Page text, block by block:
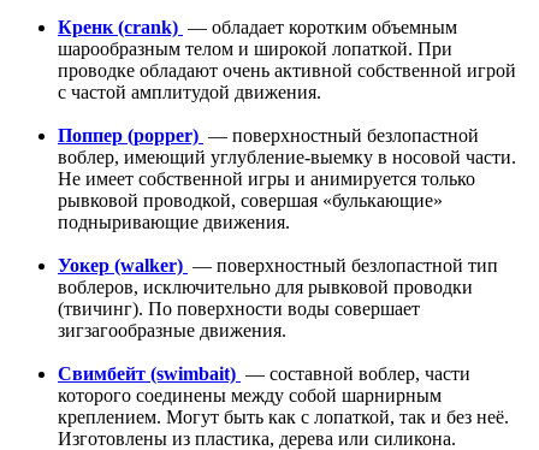
Кренк (сrank) — обладает коротким объемным
шарообразным телом и широкой лопаткой. При
проводке обладают очень активной собственной игрой
с частой амплитудой движения.
Поппер (popper) — поверхностный безлопастной
воблер, имеющий углубление-выемку в носовой части.
Не имеет собственной игры и анимируется только
рывковой проводкой, совершая «булькающие»
подныривающие движения.
Уокер (walker) — поверхностный безлопастной тип
воблеров, исключительно для рывковой проводки
(твичинг). По поверхности воды совершает
зигзагообразные движения.
Cвимбейт (swimbait) — составной воблер, части
которого соединены между собой шарнирным
креплением. Могут быть как с лопаткой, так и без неё.
Изготовлены из пластика, дерева или силикона.